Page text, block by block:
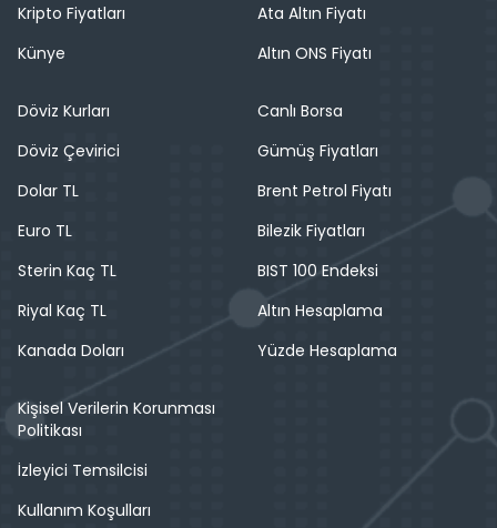
Kripto Fiyatları
Künye
Ata Altın Fiyatı
Altın ONS Fiyatı
Döviz Kurları
Döviz Çevirici
Dolar TL
Euro TL
Sterin Kaç TL
Riyal Kaç TL
Kanada Doları
Canlı Borsa
Gümüş Fiyatları
Brent Petrol Fiyatı
Bilezik Fiyatları
BIST 100 Endeksi
Altın Hesaplama
Yüzde Hesaplama
Kişisel Verilerin Korunması
Politikası
İzleyici Temsilcisi
Kullanım Koşulları